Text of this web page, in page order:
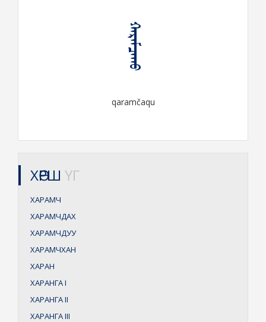
ᠬᠠᠷᠠᠮᠴᠠᠬᠤ
qaramčaqu
ХӨРШ ҮГ
ХАРАМЧ
ХАРАМЧДАХ
ХАРАМЧДУУ
ХАРАМЧХАН
ХАРАН
ХАРАНГАI
ХАРАНГАII
ХАРАНГАIII